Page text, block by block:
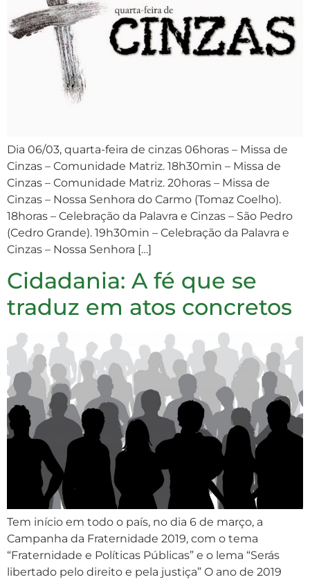
Dia 06/03, quarta-feira de cinzas 06horas – Missa de
Cinzas – Comunidade Matriz. 18h30min – Missa de
Cinzas – Comunidade Matriz. 20horas – Missa de
Cinzas – Nossa Senhora do Carmo (Tomaz Coelho).
18horas – Celebração da Palavra e Cinzas – São Pedro
(Cedro Grande). 19h30min – Celebração da Palavra e
Cinzas – Nossa Senhora […]
Cidadania: A fé que se
traduz em atos concretos
Tem início em todo o país, no dia 6 de março, a
Campanha da Fraternidade 2019, com o tema
“Fraternidade e Políticas Públicas” e o lema “Serás
libertado pelo direito e pela justiça” O ano de 2019